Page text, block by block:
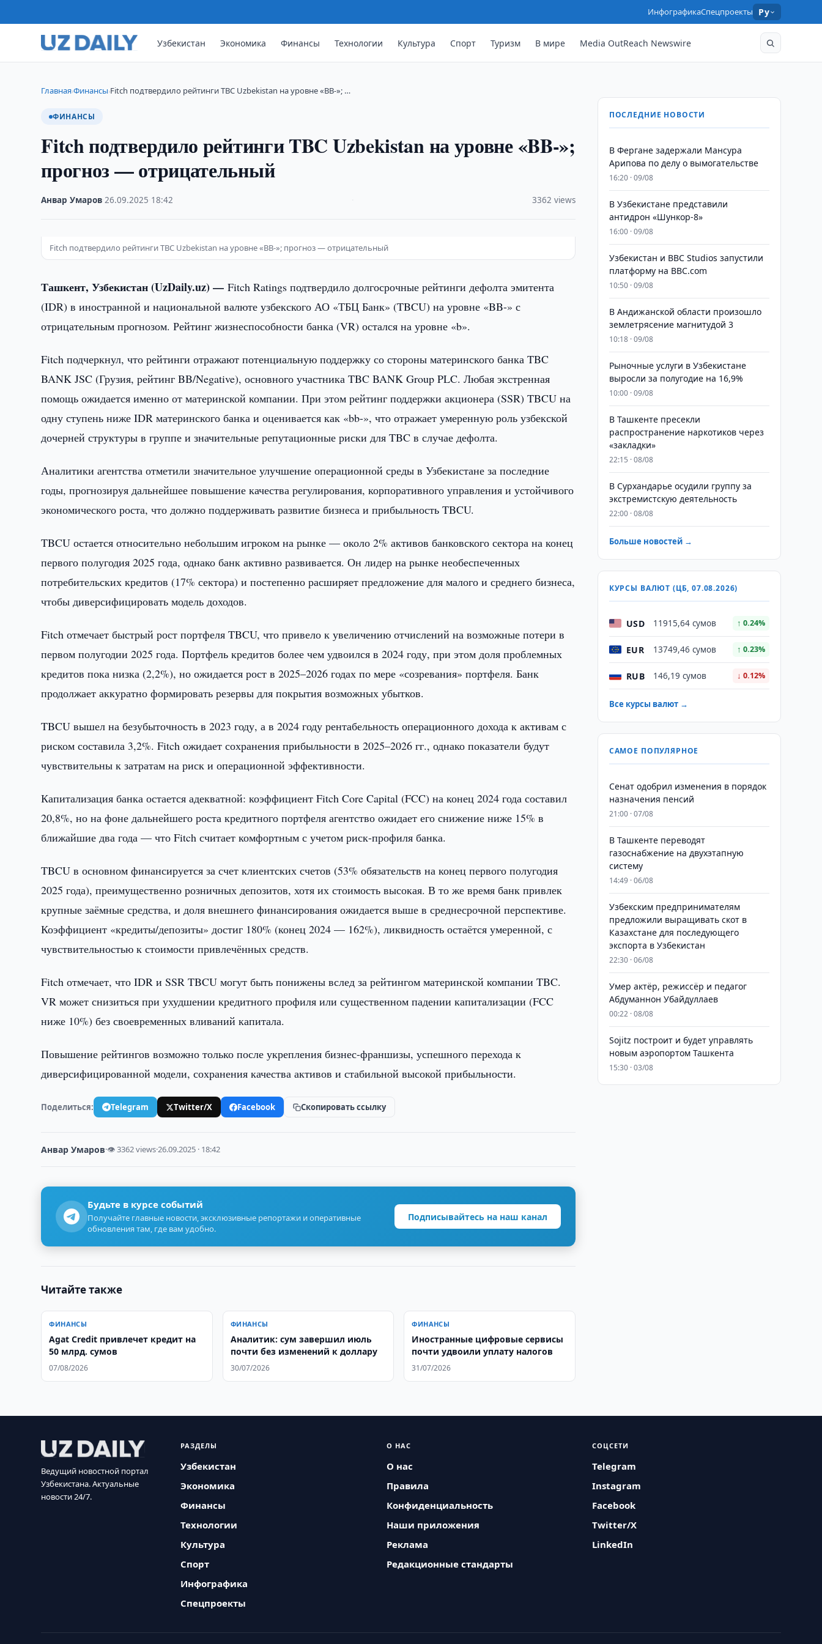
ИнфографикаСпецпроекты Ру
Узбекистан Экономика Финансы Технологии Культура Спорт Туризм В мире Media OutReach Newswire
Главная›Финансы›Fitch подтвердило рейтинги TBC Uzbekistan на уровне «BB-»; …
ФИНАНСЫ
Fitch подтвердило рейтинги TBC Uzbekistan на уровне «BB-»;
прогноз — отрицательный
Анвар Умаров ·26.09.2025 18:42 3362 views
Fitch подтвердило рейтинги TBC Uzbekistan на уровне «BB-»; прогноз — отрицательный
Ташкент, Узбекистан (UzDaily.uz) —Fitch Ratings подтвердило долгосрочные рейтинги дефолта эмитента
(IDR) в иностранной и национальной валюте узбекского АО «ТБЦ Банк» (TBCU) на уровне «BB-» с
отрицательным прогнозом. Рейтинг жизнеспособности банка (VR) остался на уровне «b».
Fitch подчеркнул, что рейтинги отражают потенциальную поддержку со стороны материнского банка TBC
BANK JSC (Грузия, рейтинг BB/Negative), основного участника TBC BANK Group PLC. Любая экстренная
помощь ожидается именно от материнской компании. При этом рейтинг поддержки акционера (SSR) TBCU на
одну ступень ниже IDR материнского банка и оценивается как «bb-», что отражает умеренную роль узбекской
дочерней структуры в группе и значительные репутационные риски для TBC в случае дефолта.
Аналитики агентства отметили значительное улучшение операционной среды в Узбекистане за последние
годы, прогнозируя дальнейшее повышение качества регулирования, корпоративного управления и устойчивого
экономического роста, что должно поддерживать развитие бизнеса и прибыльность TBCU.
TBCU остается относительно небольшим игроком на рынке — около 2% активов банковского сектора на конец
первого полугодия 2025 года, однако банк активно развивается. Он лидер на рынке необеспеченных
потребительских кредитов (17% сектора) и постепенно расширяет предложение для малого и среднего бизнеса,
чтобы диверсифицировать модель доходов.
Fitch отмечает быстрый рост портфеля TBCU, что привело к увеличению отчислений на возможные потери в
первом полугодии 2025 года. Портфель кредитов более чем удвоился в 2024 году, при этом доля проблемных
кредитов пока низка (2,2%), но ожидается рост в 2025–2026 годах по мере «созревания» портфеля. Банк
продолжает аккуратно формировать резервы для покрытия возможных убытков.
TBCU вышел на безубыточность в 2023 году, а в 2024 году рентабельность операционного дохода к активам с
риском составила 3,2%. Fitch ожидает сохранения прибыльности в 2025–2026 гг., однако показатели будут
чувствительны к затратам на риск и операционной эффективности.
Капитализация банка остается адекватной: коэффициент Fitch Core Capital (FCC) на конец 2024 года составил
20,8%, но на фоне дальнейшего роста кредитного портфеля агентство ожидает его снижение ниже 15% в
ближайшие два года — что Fitch считает комфортным с учетом риск-профиля банка.
TBCU в основном финансируется за счет клиентских счетов (53% обязательств на конец первого полугодия
2025 года), преимущественно розничных депозитов, хотя их стоимость высокая. В то же время банк привлек
крупные заёмные средства, и доля внешнего финансирования ожидается выше в среднесрочной перспективе.
Коэффициент «кредиты/депозиты» достиг 180% (конец 2024 — 162%), ликвидность остаётся умеренной, с
чувствительностью к стоимости привлечённых средств.
Fitch отмечает, что IDR и SSR TBCU могут быть понижены вслед за рейтингом материнской компании TBC.
VR может снизиться при ухудшении кредитного профиля или существенном падении капитализации (FCC
ниже 10%) без своевременных вливаний капитала.
Повышение рейтингов возможно только после укрепления бизнес-франшизы, успешного перехода к
диверсифицированной модели, сохранения качества активов и стабильной высокой прибыльности.
Поделиться: Telegram Twitter/X Facebook Скопировать ссылку
Анвар Умаров·👁 3362 views·26.09.2025 · 18:42
Будьте в курсе событий
Получайте главные новости, эксклюзивные репортажи и оперативные
обновления там, где вам удобно.
Подписывайтесь на наш канал
Читайте также
ФИНАНСЫ
Agat Credit привлечет кредит на
50 млрд. сумов
07/08/2026
ФИНАНСЫ
Аналитик: сум завершил июль
почти без изменений к доллару
30/07/2026
ФИНАНСЫ
Иностранные цифровые сервисы
почти удвоили уплату налогов
31/07/2026
ПОСЛЕДНИЕ НОВОСТИ
В Фергане задержали Мансура
Арипова по делу о вымогательстве
16:20 · 09/08
В Узбекистане представили
антидрон «Шункор-8»
16:00 · 09/08
Узбекистан и BBC Studios запустили
платформу на BBC.com
10:50 · 09/08
В Андижанской области произошло
землетрясение магнитудой 3
10:18 · 09/08
Рыночные услуги в Узбекистане
выросли за полугодие на 16,9%
10:00 · 09/08
В Ташкенте пресекли
распространение наркотиков через
«закладки»
22:15 · 08/08
В Сурхандарье осудили группу за
экстремистскую деятельность
22:00 · 08/08
Больше новостей →
КУРСЫ ВАЛЮТ (ЦБ, 07.08.2026)
USD 11915,64 сумов ↑ 0.24%
EUR 13749,46 сумов ↑ 0.23%
RUB 146,19 сумов ↓ 0.12%
Все курсы валют →
САМОЕ ПОПУЛЯРНОЕ
Сенат одобрил изменения в порядок
назначения пенсий
21:00 · 07/08
В Ташкенте переводят
газоснабжение на двухэтапную
систему
14:49 · 06/08
Узбекским предпринимателям
предложили выращивать скот в
Казахстане для последующего
экспорта в Узбекистан
22:30 · 06/08
Умер актёр, режиссёр и педагог
Абдуманнон Убайдуллаев
00:22 · 08/08
Sojitz построит и будет управлять
новым аэропортом Ташкента
15:30 · 03/08
Ведущий новостной портал
Узбекистана. Актуальные
новости 24/7.
РАЗДЕЛЫ
Узбекистан
Экономика
Финансы
Технологии
Культура
Спорт
Инфографика
Спецпроекты
О НАС
О нас
Правила
Конфиденциальность
Наши приложения
Реклама
Редакционные стандарты
СОЦСЕТИ
Telegram
Instagram
Facebook
Twitter/X
LinkedIn